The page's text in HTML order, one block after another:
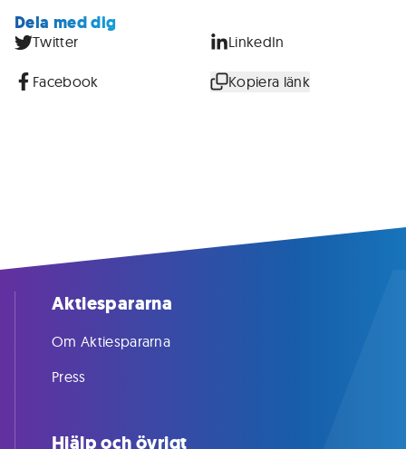
Dela med dig
Twitter LinkedIn
Facebook Kopiera länk
Aktiespararna
Om Aktiespararna
Press
Hjälp och övrigt